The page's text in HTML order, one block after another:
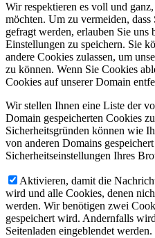
Wir respektieren es voll und
möchten. Um zu vermeiden,
gefragt werden, erlauben Sie
Einstellungen zu speichern. Sie
andere Cookies zulassen, um
zu können. Wenn Sie Cookies
Cookies auf unserer Domain
Wir stellen Ihnen eine Liste der
Domain gespeicherten Cookies
Sicherheitsgründen können wie
von anderen Domains
Sicherheitseinstellungen Ihres
Aktivieren, damit die
wird und alle Cookies, denen
werden. Wir benötigen zwei
gespeichert wird. Andernfalls
Seitenladen eingeblendet werden.